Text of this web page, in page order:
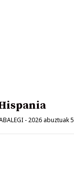
- 2026 abuztuak 5